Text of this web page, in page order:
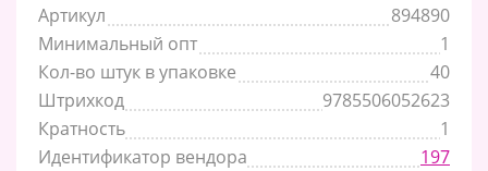
Артикул
894890
Минимальный опт
1
Кол-во штук в упаковке
40
Штрихкод
9785506052623
Кратность
1
Идентификатор вендора
197